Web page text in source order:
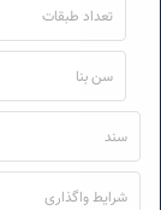
تعداد طبقات
سن بنا
سند
شرایط واگذاری